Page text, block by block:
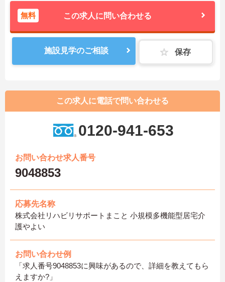
無料 この求人に問い合わせる
施設見学のご相談 保存
この求人に電話で問い合わせる
0120-941-653
お問い合わせ求人番号
9048853
応募先名称
株式会社リハビリサポートまこと 小規模多機能型居宅介
護やよい
お問い合わせ例
「求人番号9048853に興味があるので、詳細を教えてもら
えますか?」